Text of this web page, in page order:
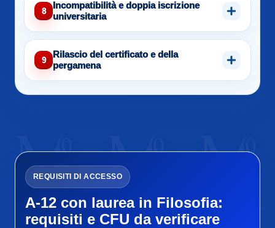
8
Incompatibilità e doppia iscrizione
universitaria
9
Rilascio del certificato e della
pergamena
REQUISITI DI ACCESSO
A-12 con laurea in Filosofia:
requisiti e CFU da verificare